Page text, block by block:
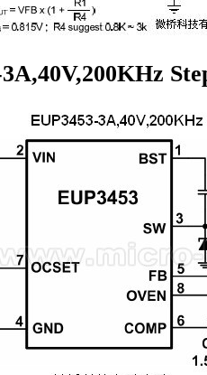
3A,40V,200KHz